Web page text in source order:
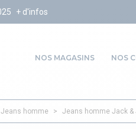
NOS MAGASINS NOS
Jeans homme > Jeans homme Jack &